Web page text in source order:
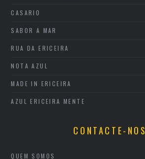
CASARIO
SABOR A MAR
RUA DA ERICEIRA
NOTA AZUL
MADE IN ERICEIRA
AZUL ERICEIRA MENTE
CONTACTE-NOS
QUEM SOMOS